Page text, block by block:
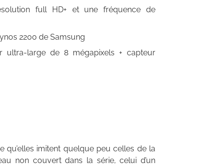
full HD+ et une fréquence de
2200 de Samsung
ultra-large de 8 mégapixels + capteur
qu’elles imitent quelque peu celles de la
non couvert dans la série, celui d’un